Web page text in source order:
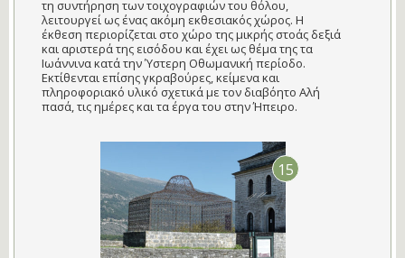
τη συντήρηση των τοιχογραφιών του θόλου,
λειτουργεί ως ένας ακόμη εκθεσιακός χώρος. Η
έκθεση περιορίζεται στο χώρο της μικρής στοάς δεξιά
και αριστερά της εισόδου και έχει ως θέμα της τα
Ιωάννινα κατά την Ύστερη Οθωμανική περίοδο.
Εκτίθενται επίσης γκραβούρες, κείμενα και
πληροφοριακό υλικό σχετικά με τον διαβόητο Αλή
πασά, τις ημέρες και τα έργα του στην Ήπειρο.
15